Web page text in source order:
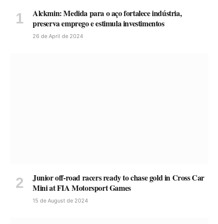
Alckmin: Medida para o aço fortalece indústria,
preserva emprego e estimula investimentos
26 de April de 2024
Junior off-road racers ready to chase gold in Cross Car
Mini at FIA Motorsport Games
15 de August de 2024